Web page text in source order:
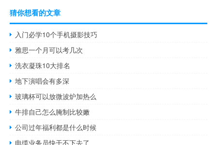
猜你想看的文章
入门必学10个手机摄影技巧
雅思一个月可以考几次
洗衣凝珠10大排名
地下演唱会有多深
玻璃杯可以放微波炉加热么
牛排自己怎么腌制比较嫩
公司过年福利都是什么时候
电缆业务员快干不下去了